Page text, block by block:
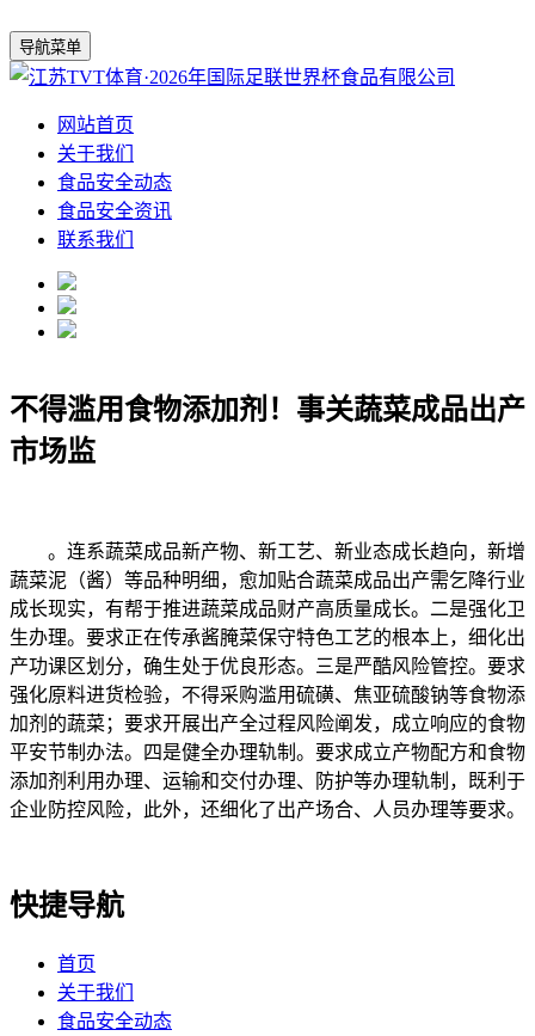
导航菜单
网站首页
关于我们
食品安全动态
食品安全资讯
联系我们
不得滥用食物添加剂！事关蔬菜成品出产
市场监
。连系蔬菜成品新产物、新工艺、新业态成长趋向，新增
蔬菜泥（酱）等品种明细，愈加贴合蔬菜成品出产需乞降行业
成长现实，有帮于推进蔬菜成品财产高质量成长。二是强化卫
生办理。要求正在传承酱腌菜保守特色工艺的根本上，细化出
产功课区划分，确生处于优良形态。三是严酷风险管控。要求
强化原料进货检验，不得采购滥用硫磺、焦亚硫酸钠等食物添
加剂的蔬菜；要求开展出产全过程风险阐发，成立响应的食物
平安节制办法。四是健全办理轨制。要求成立产物配方和食物
添加剂利用办理、运输和交付办理、防护等办理轨制，既利于
企业防控风险，此外，还细化了出产场合、人员办理等要求。
快捷导航
首页
关于我们
食品安全动态